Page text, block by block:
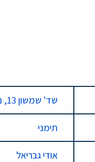
שד' שמשון 13, נתניה
תימני
אודי גבריאל